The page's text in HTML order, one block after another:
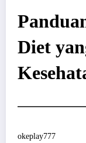
Diet
okeplay777